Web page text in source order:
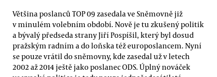
Většina poslanců TOP 09 zasedala ve Sněmovně již
v minulém volebním období. Nově je tu zkušený politik
a bývalý předseda strany Jiří Pospíšil, který byl dosud
pražským radním a do loňska též europoslancem. Nyní
se pouze vrátil do sněmovny, kde zasedal už v letech
2002 až 2014 ještě jako poslanec ODS. Úplný nováček